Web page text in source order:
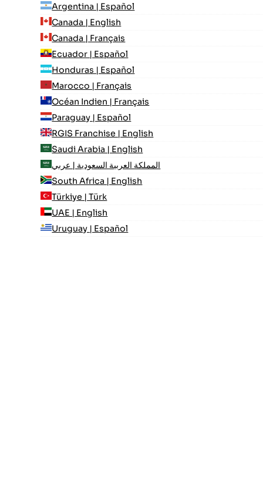
Argentina | Español
Canada | English
Canada | Français
Ecuador | Español
Honduras | Español
Marocco | Français
Océan Indien | Français
Paraguay | Español
RGIS Franchise | English
Saudi Arabia | English
المملكة العربية السعودية | عربي
South Africa | English
Türkiye | Türk
UAE | English
Uruguay | Español